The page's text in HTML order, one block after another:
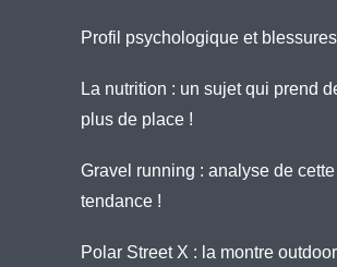
Profil psychologique et blessures
La nutrition : un sujet qui prend
plus de place !
Gravel running : analyse de
tendance !
Polar Street X : la montre